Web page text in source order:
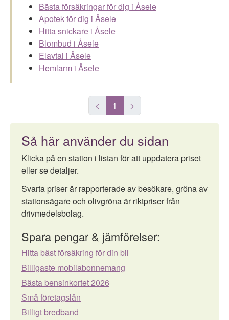
Bästa försäkringar för dig i Åsele
Apotek för dig i Åsele
Hitta snickare i Åsele
Blombud i Åsele
Elavtal i Åsele
Hemlarm i Åsele
< 1 >
Så här använder du sidan
Klicka på en station i listan för att uppdatera priset
eller se detaljer.
Svarta priser är rapporterade av besökare, gröna av
stationsägare och olivgröna är riktpriser från
drivmedelsbolag.
Spara pengar & jämförelser:
Hitta bäst försäkring för din bil
Billigaste mobilabonnemang
Bästa bensinkortet 2026
Små företagslån
Billigt bredband